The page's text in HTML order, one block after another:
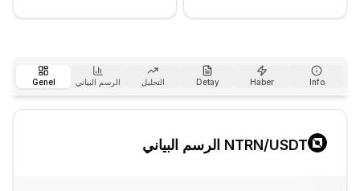
Genel الرسم البياني التحليل Detay Haber Info
NTRN/USDT الرسم البياني